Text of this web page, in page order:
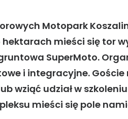
Motopark
mieści się tor
SuperMoto.
i integracyjne. Goście
wziąć udział w
mieści się pole